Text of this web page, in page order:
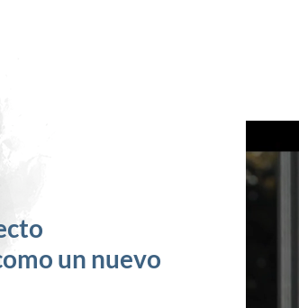
un nuevo